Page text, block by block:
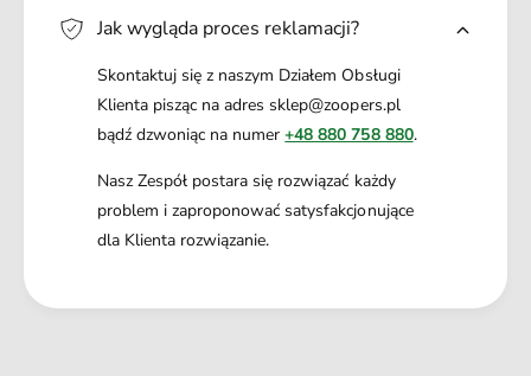
Jak wygląda proces reklamacji?
Skontaktuj się z naszym Działem Obsługi
Klienta pisząc na adres sklep@zoopers.pl
bądź dzwoniąc na numer+48 880 758 880.
Nasz Zespół postara się rozwiązać każdy
problem i zaproponować satysfakcjonujące
dla Klienta rozwiązanie.